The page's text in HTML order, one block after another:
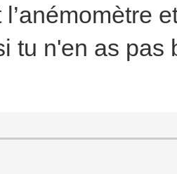
tu n'en as pas